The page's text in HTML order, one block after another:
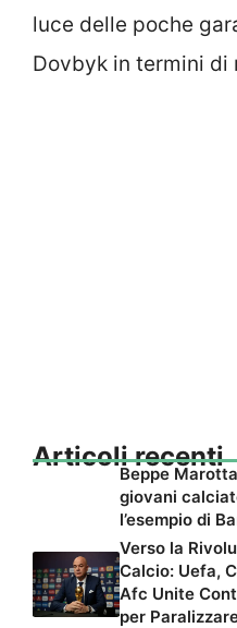
luce delle poche
Dovbyk in termini di
Articoli recenti
Beppe
giovani
l’esempio di
Verso la
Calcio: Uefa,
Afc Unite
per